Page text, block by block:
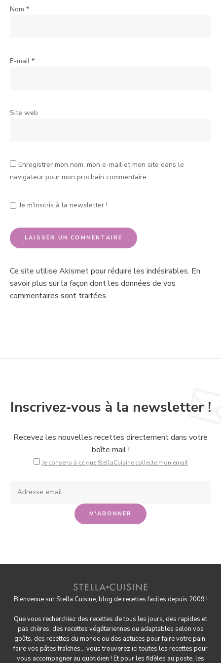
Nom *
E-mail *
Site web
Enregistrer mon nom, mon e-mail et mon site dans le
navigateur pour mon prochain commentaire.
Je m'inscris à la newsletter !
Ce site utilise Akismet pour réduire les indésirables. En
savoir plus sur la façon dont les données de vos
commentaires sont traitées.
Inscrivez-vous à la newsletter !
Recevez les nouvelles recettes directement dans votre
boîte mail !
Je consens à ce que StellaCuisine collecte mon email
Bienvenue sur Stella Cuisine, blog de recettes faciles depuis 2009 !
Que vous recherchiez des recettes de tous les jours, des rapides et
pas chères, des recettes végétariennes ou adaptables selon vos
goûts, des recettes du monde ou des astuces pourfaire votre pain,
fairevos pâtes fraîches... vous trouverez ici toutes les recettes pour
vous accompagner au quotidien ! Et pour les fidèles au poste, les